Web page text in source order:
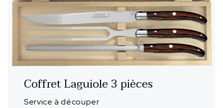
Coffret Laguiole 3 pièces
Service à découper